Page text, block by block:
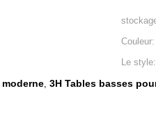
Couleur:
Le style:
, 3H Tables basses